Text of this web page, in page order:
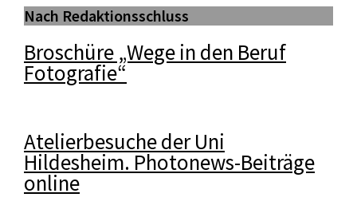
Nach Redaktionsschluss
Broschüre „Wege in den Beruf
Fotografie“
Atelierbesuche der Uni
Hildesheim. Photonews-Beiträge
online